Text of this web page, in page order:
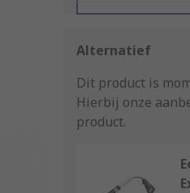
Alternatief
Dit product is
Hierbij onze
product.